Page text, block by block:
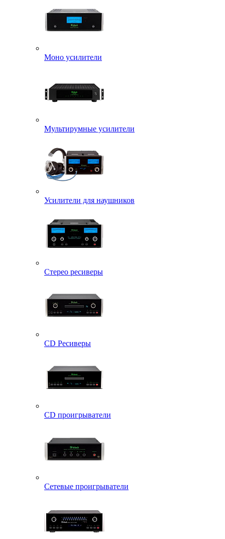
Моно усилители
Мультирумные усилители
Усилители для наушников
Стерео ресиверы
CD Ресиверы
CD проигрыватели
Сетевые проигрыватели